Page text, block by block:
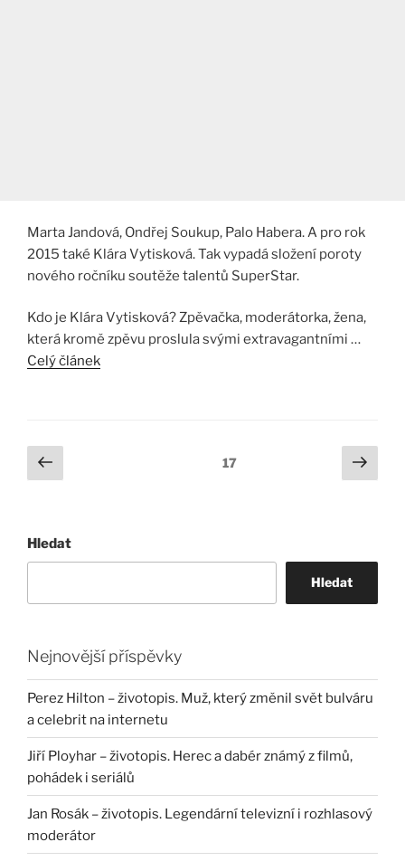
Marta Jandová, Ondřej Soukup, Palo Habera. A pro rok
2015 také Klára Vytisková. Tak vypadá složení poroty
nového ročníku soutěže talentů SuperStar.
Kdo je Klára Vytisková? Zpěvačka, moderátorka, žena,
která kromě zpěvu proslula svými extravagantními …
Celý článek
Stránkování
příspěvků
Předchozí
stránka
Stránka:17
Další
Hledat
Hledat
Nejnovější příspěvky
Perez Hilton – životopis. Muž, který změnil svět bulváru
a celebrit na internetu
Jiří Ployhar – životopis. Herec a dabér známý z filmů,
pohádek i seriálů
Jan Rosák – životopis. Legendární televizní i rozhlasový
moderátor